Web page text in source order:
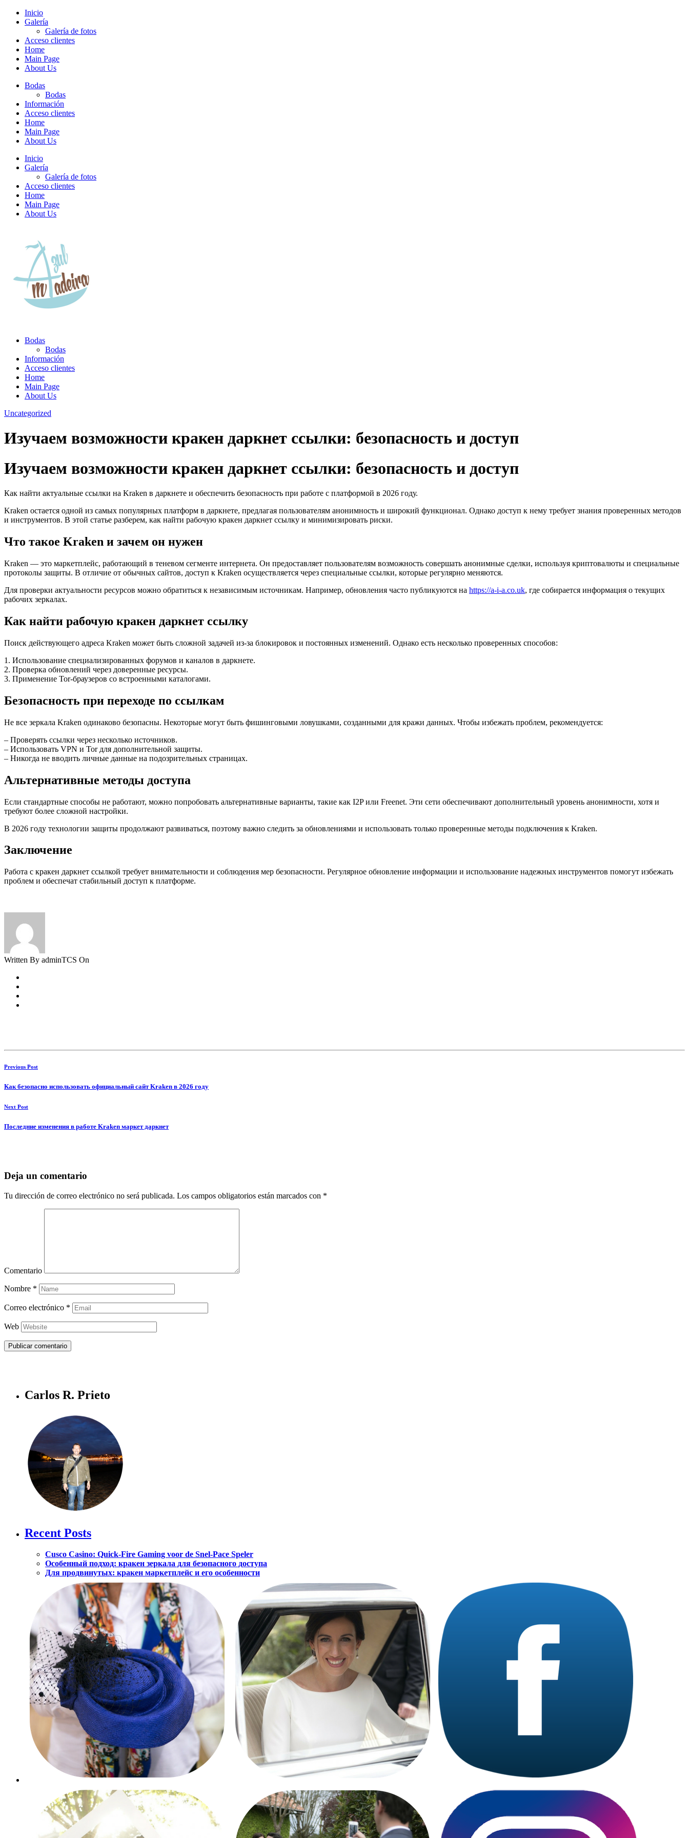
Inicio
Galería
Galería de fotos
Acceso clientes
Home
Main Page
About Us
Bodas
Bodas
Información
Acceso clientes
Home
Main Page
About Us
Inicio
Galería
Galería de fotos
Acceso clientes
Home
Main Page
About Us
Bodas
Bodas
Información
Acceso clientes
Home
Main Page
About Us
Uncategorized
Изучаем возможности кракен даркнет ссылки: безопасность и доступ
Изучаем возможности кракен даркнет ссылки: безопасность и доступ
Как найти актуальные ссылки на Kraken в даркнете и обеспечить безопасность при работе с платформой в 2026 году.
Kraken остается одной из самых популярных платформ в даркнете, предлагая пользователям анонимность и широкий функционал. Однако доступ к нему требует знания проверенных методов
и инструментов. В этой статье разберем, как найти рабочую кракен даркнет ссылку и минимизировать риски.
Что такое Kraken и зачем он нужен
Kraken — это маркетплейс, работающий в теневом сегменте интернета. Он предоставляет пользователям возможность совершать анонимные сделки, используя криптовалюты и специальные
протоколы защиты. В отличие от обычных сайтов, доступ к Kraken осуществляется через специальные ссылки, которые регулярно меняются.
Для проверки актуальности ресурсов можно обратиться к независимым источникам. Например, обновления часто публикуются на https://a-i-a.co.uk, где собирается информация о текущих
рабочих зеркалах.
Как найти рабочую кракен даркнет ссылку
Поиск действующего адреса Kraken может быть сложной задачей из-за блокировок и постоянных изменений. Однако есть несколько проверенных способов:
1. Использование специализированных форумов и каналов в даркнете.
2. Проверка обновлений через доверенные ресурсы.
3. Применение Tor-браузеров со встроенными каталогами.
Безопасность при переходе по ссылкам
Не все зеркала Kraken одинаково безопасны. Некоторые могут быть фишинговыми ловушками, созданными для кражи данных. Чтобы избежать проблем, рекомендуется:
– Проверять ссылки через несколько источников.
– Использовать VPN и Tor для дополнительной защиты.
– Никогда не вводить личные данные на подозрительных страницах.
Альтернативные методы доступа
Если стандартные способы не работают, можно попробовать альтернативные варианты, такие как I2P или Freenet. Эти сети обеспечивают дополнительный уровень анонимности, хотя и
требуют более сложной настройки.
В 2026 году технологии защиты продолжают развиваться, поэтому важно следить за обновлениями и использовать только проверенные методы подключения к Kraken.
Заключение
Работа с кракен даркнет ссылкой требует внимательности и соблюдения мер безопасности. Регулярное обновление информации и использование надежных инструментов помогут избежать
проблем и обеспечат стабильный доступ к платформе.
Written By adminTCS On
Previous Post
Как безопасно использовать официальный сайт Kraken в 2026 году
Next Post
Последние изменения в работе Kraken маркет даркнет
Deja un comentario
Tu dirección de correo electrónico no será publicada. Los campos obligatorios están marcados con *
Comentario
Nombre *
Correo electrónico *
Web
Carlos R. Prieto
Recent Posts
Cusco Casino: Quick‑Fire Gaming voor de Snel‑Pace Speler
Особенный подход: кракен зеркала для безопасного доступа
Для продвинутых: кракен маркетплейс и его особенности